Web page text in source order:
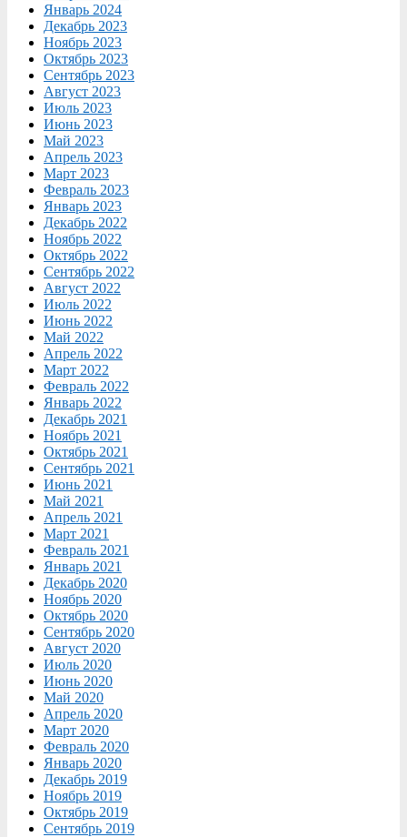
Январь 2024
Декабрь 2023
Ноябрь 2023
Октябрь 2023
Сентябрь 2023
Август 2023
Июль 2023
Июнь 2023
Май 2023
Апрель 2023
Март 2023
Февраль 2023
Январь 2023
Декабрь 2022
Ноябрь 2022
Октябрь 2022
Сентябрь 2022
Август 2022
Июль 2022
Июнь 2022
Май 2022
Апрель 2022
Март 2022
Февраль 2022
Январь 2022
Декабрь 2021
Ноябрь 2021
Октябрь 2021
Сентябрь 2021
Июнь 2021
Май 2021
Апрель 2021
Март 2021
Февраль 2021
Январь 2021
Декабрь 2020
Ноябрь 2020
Октябрь 2020
Сентябрь 2020
Август 2020
Июль 2020
Июнь 2020
Май 2020
Апрель 2020
Март 2020
Февраль 2020
Январь 2020
Декабрь 2019
Ноябрь 2019
Октябрь 2019
Сентябрь 2019